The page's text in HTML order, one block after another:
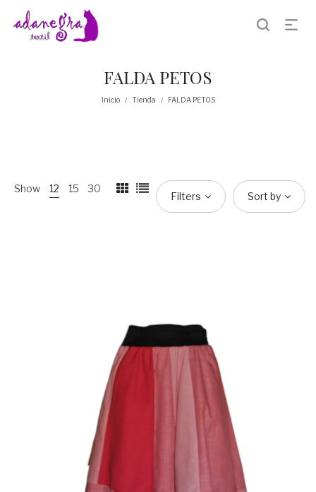
FALDA PETOS
Inicio / Tienda / FALDA PETOS
Show 12 15 30
Filters Sort by